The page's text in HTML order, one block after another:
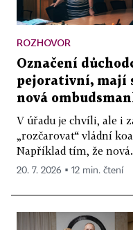
ROZHOVOR
Označení
pejorativní, mají
nová
V úřadu je chvíli, ale i
„rozčarovat“ vládní
Například tím, že
20. 7. 2026 ▪ 12 min. čtení